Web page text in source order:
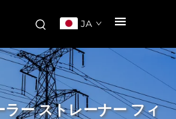
JA
ラー ストレーナー フィ